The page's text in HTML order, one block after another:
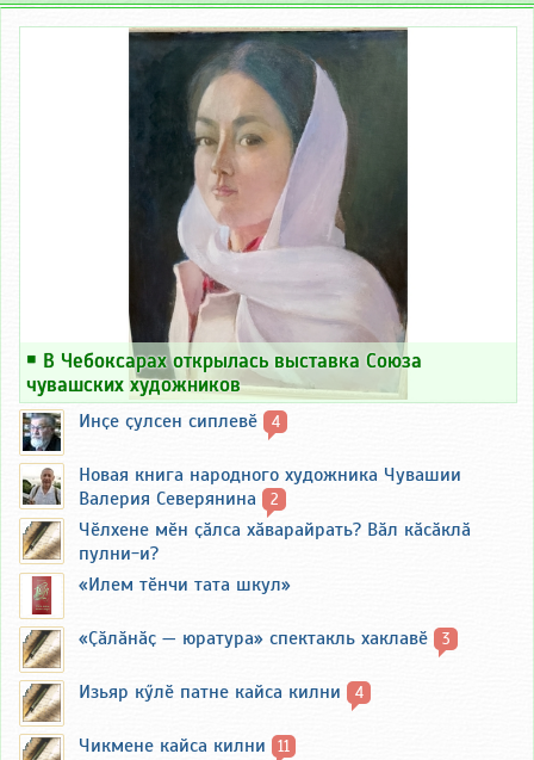
￭ В Чебоксарах открылась выставка Союза
чувашских художников
Инҫе ҫулсен сиплевӗ 4
Новая книга народного художника Чувашии
Валерия Северянина
2
Чӗлхене мӗн ҫӑлса хӑварайрать? Вӑл кӑсӑклӑ
пулни-и?
«Илем тӗнчи тата шкул»
«Ҫӑлӑнӑҫ — юратура» спектакль хаклавӗ 3
Изьяр кӳлӗ патне кайса килни 4
Чикмене кайса килни 11